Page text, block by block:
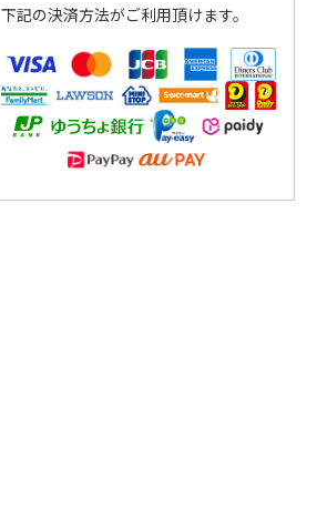
下記の決済方法がご利用頂けます。